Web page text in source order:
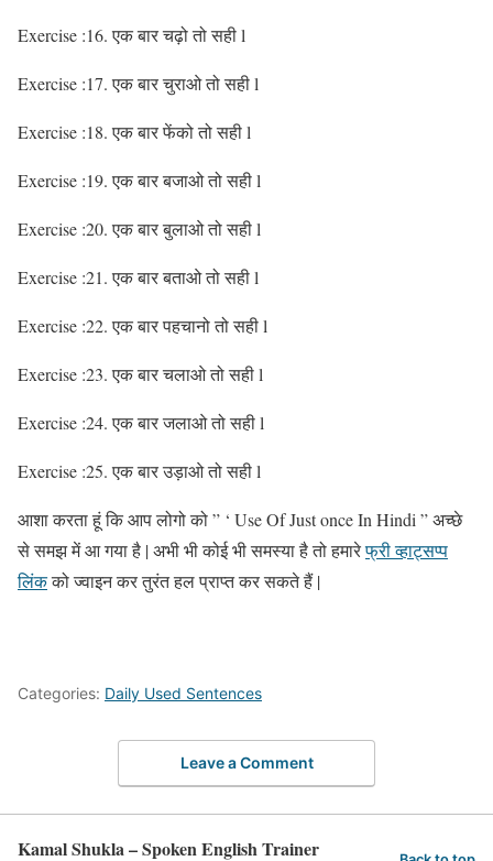
Exercise :16. एक बार चढ़ो तो सही l
Exercise :17. एक बार चुराओ तो सही l
Exercise :18. एक बार फेंको तो सही l
Exercise :19. एक बार बजाओ तो सही l
Exercise :20. एक बार बुलाओ तो सही l
Exercise :21. एक बार बताओ तो सही l
Exercise :22. एक बार पहचानो तो सही l
Exercise :23. एक बार चलाओ तो सही l
Exercise :24. एक बार जलाओ तो सही l
Exercise :25. एक बार उड़ाओ तो सही l
आशा करता हूं कि आप लोगो को ” ‘ Use Of Just once In Hindi ” अच्छे
से समझ में आ गया है | अभी भी कोई भी समस्या है तो हमारेफ्री व्हाट्सप्प
लिंकको ज्वाइन कर तुरंत हल प्राप्त कर सकते हैं |
Categories: Daily Used Sentences
Leave a Comment
Kamal Shukla – Spoken English Trainer